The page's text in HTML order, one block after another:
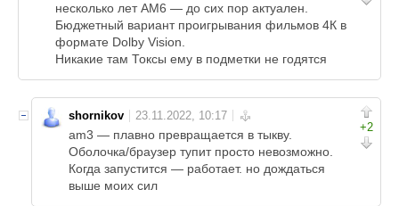
несколько лет AM6 — до сих пор актуален.
Бюджетный вариант проигрывания фильмов 4К в
формате Dolby Vision.
Никакие там Токсы ему в подметки не годятся
+2
shornikov
am3 — плавно превращается в тыкву.
Оболочка/браузер тупит просто невозможно.
Когда запустится — работает. но дождаться
выше моих сил